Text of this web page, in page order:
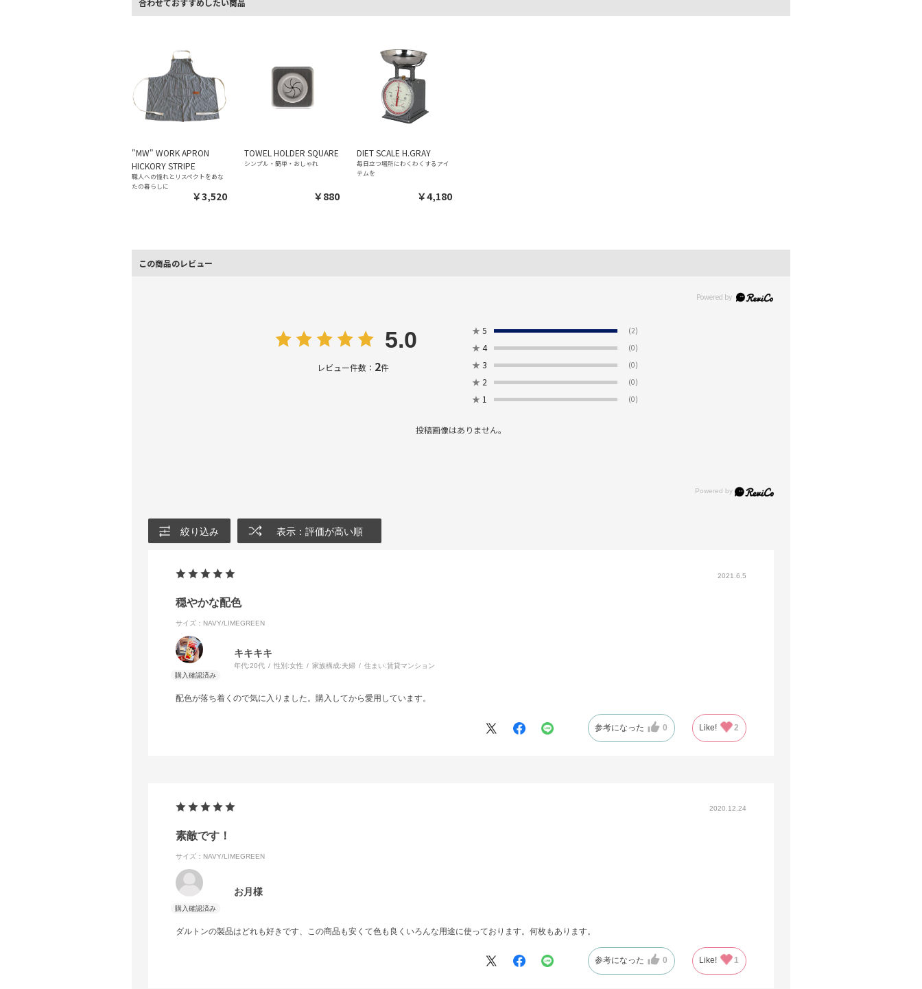
合わせておすすめしたい商品
"MW" WORK APRON
HICKORY STRIPE
職人への憧れとリスペクトをあな
たの暮らしに
￥3,520
TOWEL HOLDER SQUARE
シンプル・簡単・おしゃれ
￥880
DIET SCALE H.GRAY
毎日立つ場所にわくわくするアイ
テムを
￥4,180
この商品のレビュー
5.0
レビュー件数： 2件
★ 5 (2)
★ 4 (0)
★ 3 (0)
★ 2 (0)
★ 1 (0)
投稿画像はありません。
絞り込み 表示：評価が高い順
2021.6.5
穏やかな配色
サイズ：NAVY/LIMEGREEN
キキキキ
年代:20代 性別:女性 家族構成:夫婦 住まい:賃貸マンション
配色が落ち着くので気に入りました。購入してから愛用しています。
参考になった 0 Like! 2
2020.12.24
素敵です！
サイズ：NAVY/LIMEGREEN
お月様
ダルトンの製品はどれも好きです、この商品も安くて色も良くいろんな用途に使っております。何枚もあります。
参考になった 0 Like! 1